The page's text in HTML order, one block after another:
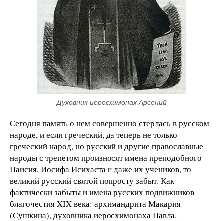
Духовник иеросхимонах Арсений
Сегодня память о нем совершенно стерлась в русском
народе, и если греческий, да теперь не только
греческий народ, но русский и другие православные
народы с трепетом произносят имена преподобного
Паисия, Иосифа Исихаста и даже их учеников, то
великий русский святой попросту забыт. Как
фактически забыты и имена русских подвижников
благочестия XIX века: архимандрита Макария
(Сушкина), духовника иеросхимонаха Павла,